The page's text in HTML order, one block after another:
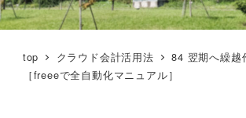
者
top クラウド会計活用法
84 翌期へ繰越
［freeeで全自動化マニュアル］